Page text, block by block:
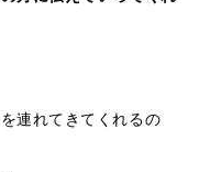
連れてきてくれるの